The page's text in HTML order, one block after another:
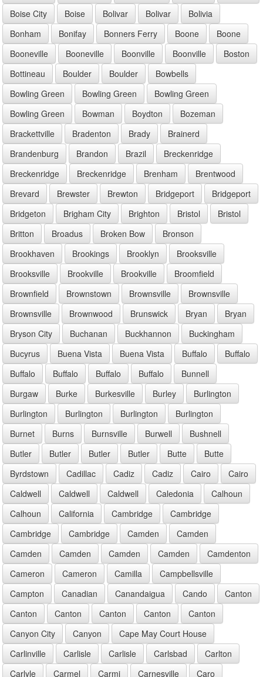
Boise City
Boise Bolivar Bolivar
Bolivia
Bonham
Bonifay Bonners Ferry Boone
Boone
Booneville
Booneville Boonville Boonville
Boston
Bottineau
Boulder Boulder
Bowbells
Bowling Green
Bowling Green
Bowling Green
Bowling Green
Bowman Boydton
Bozeman
Brackettville
Bradenton Brady
Brainerd
Brandenburg
Brandon Brazil
Breckenridge
Breckenridge
Breckenridge Brenham
Brentwood
Brevard
Brewster Brewton Bridgeport
Bridgeport
Bridgeton
Brigham City Brighton Bristol
Bristol
Britton
Broadus Broken Bow
Bronson
Brookhaven
Brookings Brooklyn
Brooksville
Brooksville
Brookville Brookville
Broomfield
Brownfield
Brownstown Brownsville
Brownsville
Brownsville
Brownwood Brunswick Bryan
Bryan
Bryson City
Buchanan Buckhannon
Buckingham
Bucyrus
Buena Vista Buena Vista Buffalo
Buffalo
Buffalo
Buffalo Buffalo Buffalo
Bunnell
Burgaw
Burke Burkesville Burley
Burlington
Burlington
Burlington Burlington
Burlington
Burnet
Burns Burnsville Burwell
Bushnell
Butler
Butler Butler Butler Butte
Butte
Byrdstown
Cadillac Cadiz Cadiz Cairo
Cairo
Caldwell
Caldwell Caldwell Caledonia
Calhoun
Calhoun
California Cambridge
Cambridge
Cambridge
Cambridge Camden
Camden
Camden
Camden Camden Camden
Camdenton
Cameron
Cameron Camilla
Campbellsville
Campton
Canadian Canandaigua Cando
Canton
Canton
Canton Canton Canton
Canton
Canyon City
Canyon
Cape May Court House
Carlinville
Carlisle Carlisle Carlsbad
Carlton
Carlyle
Carmel Carmi Carnesville Caro